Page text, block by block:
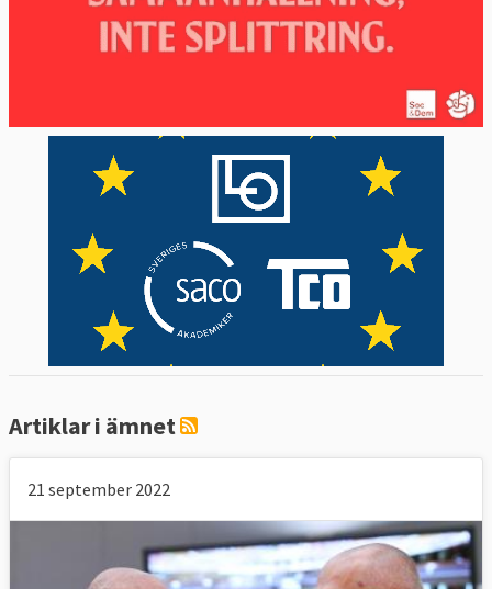
Artiklar i ämnet
21 september 2022